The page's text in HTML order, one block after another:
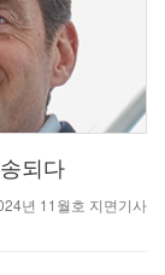
되다
년 11월호 지면기사